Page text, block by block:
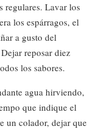
regulares. Lavar los
los espárragos, el
a gusto del
reposar diez
los sabores.
agua hirviendo,
que indique el
un colador, dejar que